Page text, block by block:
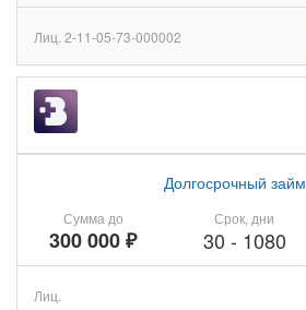
Лиц. 2-11-05-73-000002
Сумма до
300 000 ₽
Долгосрочный займ
Срок, дни
30 - 1080
Лиц.